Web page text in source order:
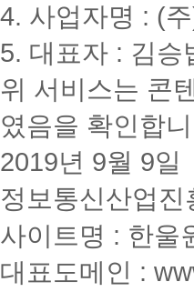
4. 사업자명 : (
5. 대표자 : 김승
위 서비스는 콘
였음을 확인합
2019년 9월 9일
정보통신산업진
사이트명 : 한울
대표도메인 :